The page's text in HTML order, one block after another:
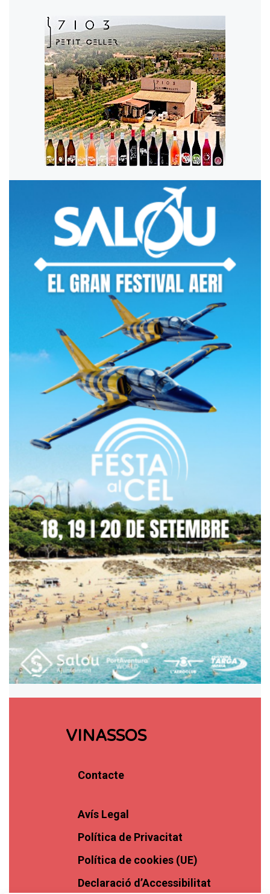
VINASSOS
Contacte
Avís Legal
Política de Privacitat
Política de cookies (UE)
Declaració d’Accessibilitat